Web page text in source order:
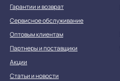
Гарантии и возврат
Сервисное обслуживание
Оптовым клиентам
Партнеры и поставщики
Акции
Статьи и новости